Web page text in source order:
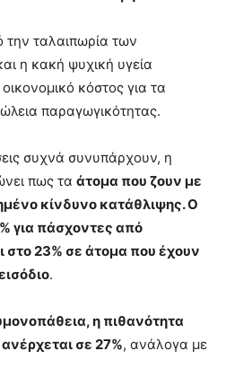
ταλαιπωρία των
η κακή ψυχική υγεία
κόστος για τα
παραγωγικότητας.
συχνά συνυπάρχουν, η
πως τα άτομα που ζουν με
κίνδυνο κατάθλιψης. O
για πάσχοντες από
στο 23% σε άτομα που έχουν
.
η πιθανότητα
σε 27%, ανάλογα με